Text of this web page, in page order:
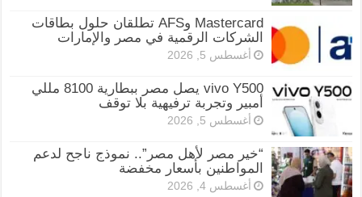
Mastercard وAFS تطلقان حلول بطاقات
الشركات الرقمية في مصر والإمارات
أغسطس 5, 2026
vivo Y500 يصل مصر ببطارية 8100 مللي
أمبير وتجربة ترفيهية بلا توقف
أغسطس 5, 2026
“خير مصر لأهل مصر”.. نموذج ناجح لدعم
المواطنين بأسعار مخفضة
أغسطس 4, 2026